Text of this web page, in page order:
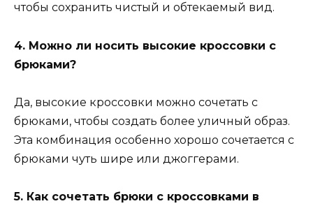
чтобы сохранить чистый и обтекаемый вид.
4. Можно ли носить высокие кроссовки с
брюками?
Да, высокие кроссовки можно сочетать с
брюками, чтобы создать более уличный образ.
Эта комбинация особенно хорошо сочетается с
брюками чуть шире или джоггерами.
5. Как сочетать брюки с кроссовками в